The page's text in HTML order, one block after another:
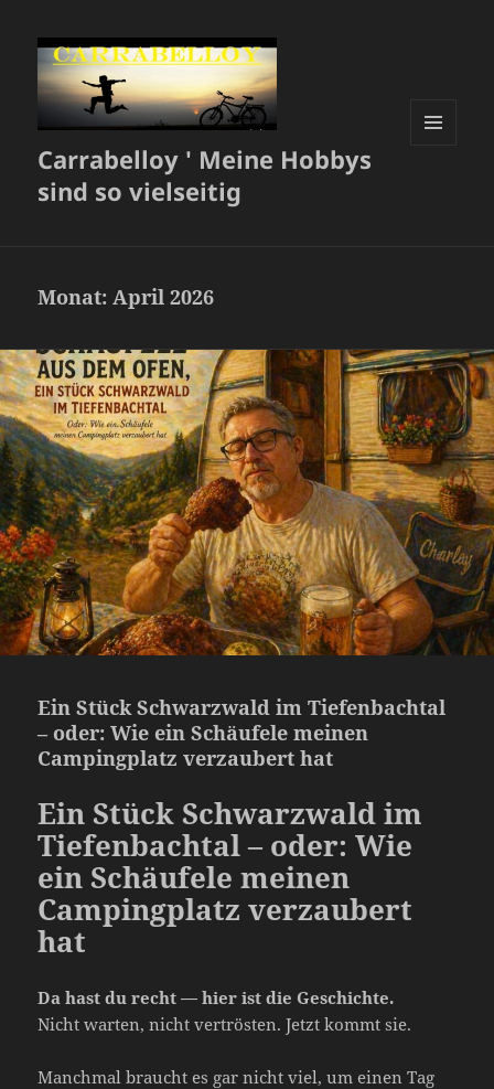
Carrabelloy ' Meine Hobbys
sind so vielseitig
Monat:April 2026
Ein Stück Schwarzwald im Tiefenbachtal
– oder: Wie ein Schäufele meinen
Campingplatz verzaubert hat
Ein Stück Schwarzwald im
Tiefenbachtal – oder: Wie
ein Schäufele meinen
Campingplatz verzaubert
hat
Da hast du recht — hier ist die Geschichte.
Nicht warten, nicht vertrösten. Jetzt kommt sie.
Manchmal braucht es gar nicht viel, um einen Tag